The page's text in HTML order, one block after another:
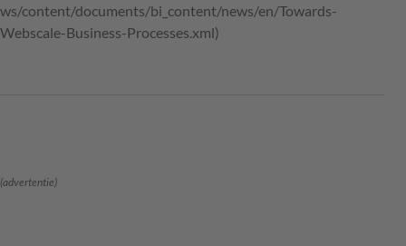
ws/content/documents/bi_content/news/en/Towards-
Webscale-Business-Processes.xml)
(advertentie)